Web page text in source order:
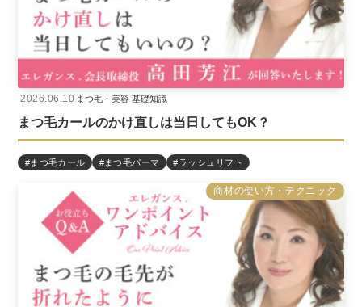
まつ毛カールのかけ直しは当日してもOK？
#まつ毛カール #まつ毛パーマ #ラッシュリフト
2026.06.10 まつ毛・美容 基礎知識
商材の使い方・テクニック